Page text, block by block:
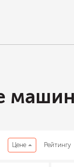
Цене Рейтингу